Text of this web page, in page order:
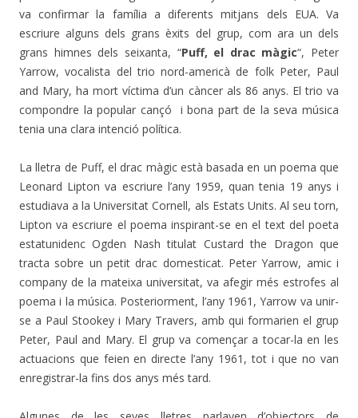
va confirmar la família a diferents mitjans dels EUA. Va
escriure alguns dels grans èxits del grup, com ara un dels
grans himnes dels seixanta, “Puff, el drac màgic“, Peter
Yarrow, vocalista del trio nord-americà de folk Peter, Paul
and Mary, ha mort víctima d’un càncer als 86 anys. El trio va
compondre la popular cançó i bona part de la seva música
tenia una clara intenció política.
La lletra de Puff, el drac màgic està basada en un poema que
Leonard Lipton va escriure l’any 1959, quan tenia 19 anys i
estudiava a la Universitat Cornell, als Estats Units. Al seu torn,
Lipton va escriure el poema inspirant-se en el text del poeta
estatunidenc Ogden Nash titulat Custard the Dragon que
tracta sobre un petit drac domesticat. Peter Yarrow, amic i
company de la mateixa universitat, va afegir més estrofes al
poema i la música. Posteriorment, l’any 1961, Yarrow va unir-
se a Paul Stookey i Mary Travers, amb qui formarien el grup
Peter, Paul and Mary. El grup va començar a tocar-la en les
actuacions que feien en directe l’any 1961, tot i que no van
enregistrar-la fins dos anys més tard.